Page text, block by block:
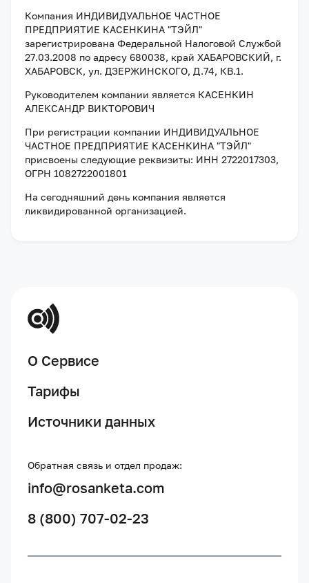
Компания ИНДИВИДУАЛЬНОЕ ЧАСТНОЕ
ПРЕДПРИЯТИЕ КАСЕНКИНА "ТЭЙЛ"
зарегистрирована Федеральной Налоговой Службой
27.03.2008 по адресу 680038, край ХАБАРОВСКИЙ, г.
ХАБАРОВСК, ул. ДЗЕРЖИНСКОГО, Д.74, КВ.1.
Руководителем компании является КАСЕНКИН
АЛЕКСАНДР ВИКТОРОВИЧ
При регистрации компании ИНДИВИДУАЛЬНОЕ
ЧАСТНОЕ ПРЕДПРИЯТИЕ КАСЕНКИНА "ТЭЙЛ"
присвоены следующие реквизиты: ИНН 2722017303,
ОГРН 1082722001801
На сегодняшний день компания является
ликвидированной организацией.
О Сервисе
Тарифы
Источники данных
Обратная связь и отдел продаж:
info@rosanketa.com
8 (800) 707-02-23